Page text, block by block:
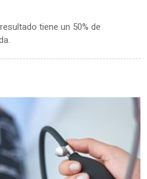
tiene un 50% de